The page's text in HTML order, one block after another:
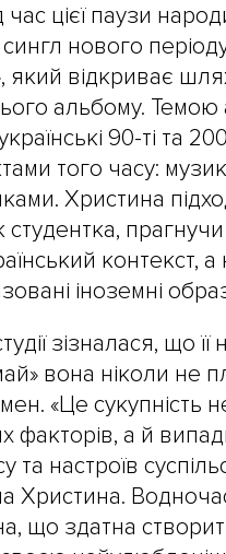
час цієї паузи
нового
який відкриває
альбому. Темою
90-ті та
того часу:
Христина
студентка, прагнучи
контекст, а
іноземні
зізналася, що
вона ніколи не
«Це сукупність
факторів, а й
та настроїв
Христина.
що здатна